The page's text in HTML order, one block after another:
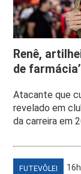
Renê,
de farmácia’
Atacante que
revelado em
da carreira em
FUTEVÔLEI